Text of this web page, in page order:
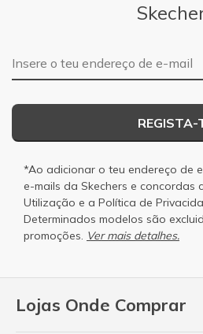
Lojas Onde Comprar
Endereço de e-mail
REGISTA-
*Ao adicionar o teu endereço de
e-mails da Skechers e concordas
Utilização e a Política de
Determinados modelos são
promoções. Ver mais detalhes.